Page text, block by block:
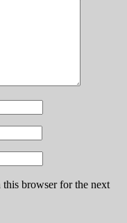
this browser for the next